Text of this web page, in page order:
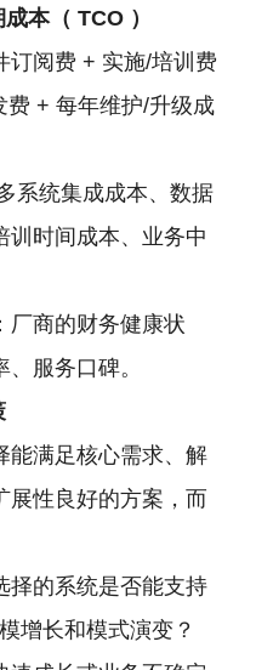
本（ TCO ）
订阅费 + 实施/培训费
费 + 每年维护/升级成
系统集成成本、数据
训时间成本、业务中
：厂商的财务健康状
服务口碑。
能满足核心需求、解
展性良好的方案，而
择的系统是否能支持
增长和模式演变？